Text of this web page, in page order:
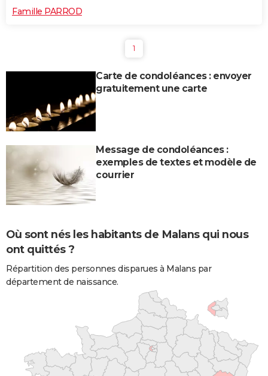
Famille PARROD
1
Carte de condoléances : envoyer
gratuitement une carte
Message de condoléances :
exemples de textes et modèle de
courrier
Où sont nés les habitants de Malans qui nous
ont quittés ?
Répartition des personnes disparues à Malans par
département de naissance.